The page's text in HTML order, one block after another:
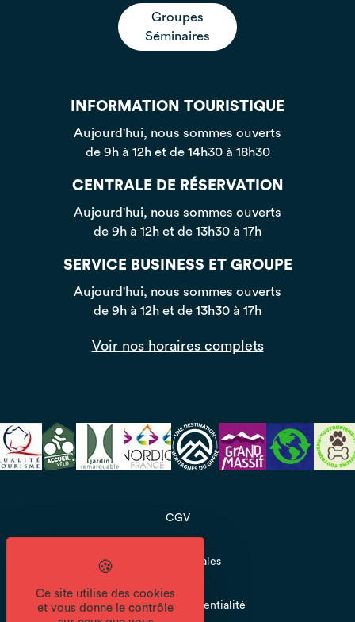
Groupes
Séminaires
INFORMATION TOURISTIQUE
Aujourd'hui, nous sommes ouverts
de 9h à 12h et de 14h30 à 18h30
CENTRALE DE RÉSERVATION
Aujourd'hui, nous sommes ouverts
de 9h à 12h et de 13h30 à 17h
SERVICE BUSINESS ET GROUPE
Aujourd'hui, nous sommes ouverts
de 9h à 12h et de 13h30 à 17h
Voir nos horaires complets
CGV
Mentions légales
Politique de confidentialité
Ce site utilise des cookies
et vous donne le contrôle